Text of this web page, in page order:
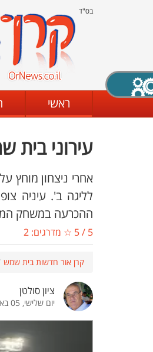
בס"ד
ראשי
עירוני
לליגה ב'. עיניה
ההכרעה במשחק
5
/
5 ☆ מדרגים: 2
קרן אור חדשות בית שמש
ציון סולטן
יום שלישי, 05 באפריל 2022, 02:25
X סגירה
מצב שחור - לבן קביעת
גופן קריא הגדלת
הדגשת קישורים הדגשת